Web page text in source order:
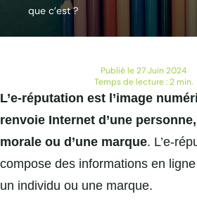
que c’est ?
Publié le 27 Juin 2024
Temps de lecture : 2 min.
L’e-réputation est l’image
renvoie Internet d’une
morale ou d’une marque. L’e-
compose des informations en
un individu ou une marque.